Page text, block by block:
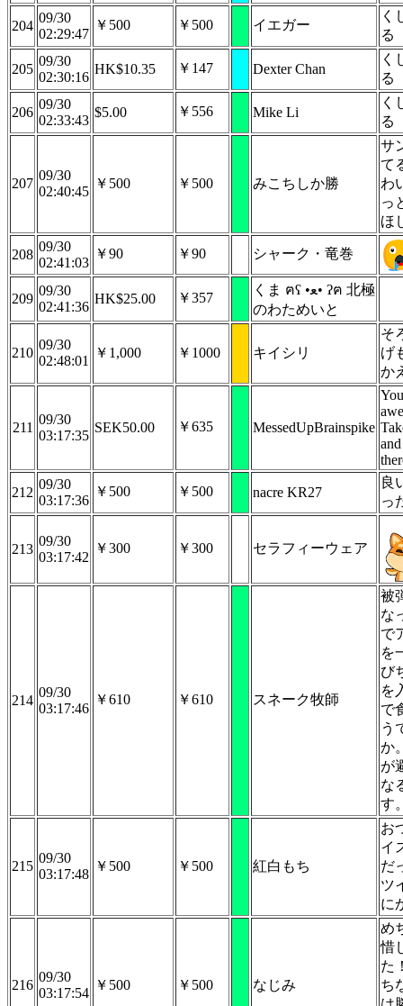
204
09/30
02:29:47
￥500 ￥500 イエガー
く
る
205
09/30
02:30:16
HK$10.35 ￥147 Dexter Chan
く
る
206
09/30
02:33:43
$5.00 ￥556 Mike Li
く
る
207
09/30
02:40:45
￥500 ￥500 みこちしか勝
サ
て
わ
っ
ほ
208
09/30
02:41:03
￥90 ￥90 シャーク・竜巻
209
09/30
02:41:36
HK$25.00 ￥357
くま ฅʕ •ﻌ• ʔฅ 北極
のわためいと
210
09/30
02:48:01
￥1,000 ￥1000 キイシリ
そ
げ
か
211
09/30
03:17:35
SEK50.00 ￥635 MessedUpBrainspike
212
09/30
03:17:36
￥500 ￥500 nacre KR27
良
っ
213
09/30
03:17:42
￥300 ￥300 セラフィーウェア
214
09/30
03:17:46
￥610 ￥610 スネーク牧師
被
な
で
を
び
を
で
う
か
が
な
す
215
09/30
03:17:48
￥500 ￥500 紅白もち
お
イ
だ
ツ
に
216
09/30
03:17:54
￥500 ￥500 なじみ
め
惜
た
ち